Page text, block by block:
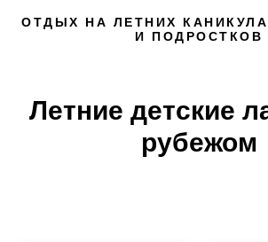
ОТДЫХ НА ЛЕТНИХ
И ПОДРОСТКОВ
Летние детские
рубежом